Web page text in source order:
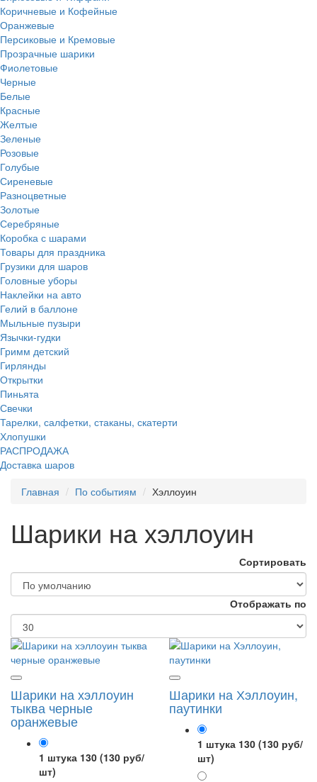
Коричневые и Кофейные
Оранжевые
Персиковые и Кремовые
Прозрачные шарики
Фиолетовые
Черные
Белые
Красные
Желтые
Зеленые
Розовые
Голубые
Сиреневые
Разноцветные
Золотые
Серебряные
Коробка с шарами
Товары для праздника
Грузики для шаров
Головные уборы
Наклейки на авто
Гелий в баллоне
Мыльные пузыри
Язычки-гудки
Гримм детский
Гирлянды
Открытки
Пиньята
Свечки
Тарелки, салфетки, стаканы, скатерти
Хлопушки
РАСПРОДАЖА
Доставка шаров
Главная
По событиям Хэллоуин
Шарики на хэллоуин
Сортировать
Отображать по
Шарики на хэллоуин
тыква черные
оранжевые
1 штука 130 (130 руб/
шт)
Шарики на Хэллоуин,
паутинки
1 штука 130 (130 руб/
шт)